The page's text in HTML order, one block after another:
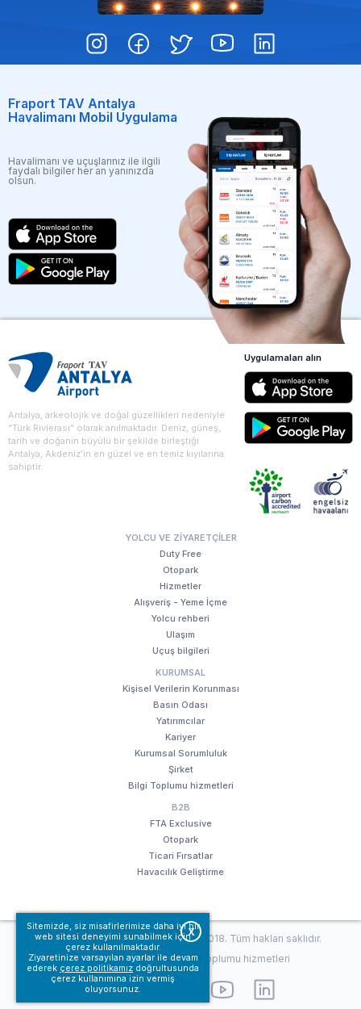
Sitemizde, siz misafirlerimize daha iyi bir
web sitesi deneyimi sunabilmek için
çerez kullanılmaktadır.
Ziyaretinize varsayılan ayarlar ile devam
ederek çerez politikamız doğrultusunda
çerez kullanımına izin vermiş
oluyorsunuz.
X
Fraport TAV Antalya
Havalimanı Mobil Uygulama
Havalimanı ve uçuşlarınız ile ilgili
faydalı bilgiler her an yanınızda
olsun.
Antalya, arkeolojik ve doğal güzellikleri nedeniyle
“Türk Rivierası” olarak anılmaktadır. Deniz, güneş,
tarih ve doğanın büyülü bir şekilde birleştiği
Antalya, Akdeniz'in en güzel ve en temiz kıyılarına
sahiptir.
YOLCU VE ZIYARETÇILER
Duty Free
Otopark
Hizmetler
Alışveriş - Yeme İçme
Yolcu rehberi
Ulaşım
Uçuş bilgileri
KURUMSAL
Kişisel Verilerin Korunması
Basın Odası
Yatırımcılar
Kariyer
Kurumsal Sorumluluk
Şirket
Bilgi Toplumu hizmetleri
B2B
FTA Exclusive
Otopark
Ticari Fırsatlar
Havacılık Geliştirme
Uygulamaları alın
© Fraport TAV Antalya Havalimanı, 2018. Tüm hakları saklıdır.
Kullanım koşullarımız
Bilgi Toplumu hizmetleri